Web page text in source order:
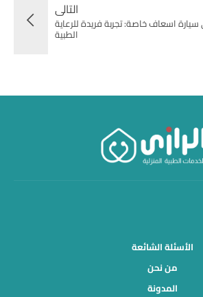
التالى
اسعاف خاصة: تجربة فريدة للرعاية
الطبية
الأسئلة الشائعة
من نحن
المدونة